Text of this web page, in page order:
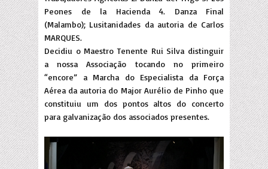
Peones de la Hacienda 4. Danza Final
(Malambo); Lusitanidades da autoria de Carlos
MARQUES.
Decidiu o Maestro Tenente Rui Silva distinguir
a nossa Associação tocando no primeiro
“encore” a Marcha do Especialista da Força
Aérea da autoria do Major Aurélio de Pinho que
constituiu um dos pontos altos do concerto
para galvanização dos associados presentes.